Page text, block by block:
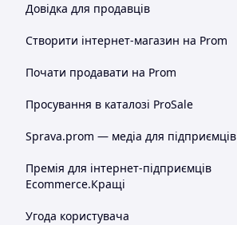
Довідка для продавців
Створити інтернет-магазин на Prom
Почати продавати на Prom
Просування в каталозі ProSale
Sprava.prom — медіа для підприємців
Премія для інтернет-підприємців
Ecommerce.Кращі
Угода користувача